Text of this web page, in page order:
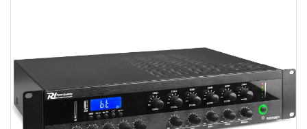
les annonces, les intercommunications, la musique
d'ambiance, la radiodiffusion dans les installations
industrielles, etc.Mélangeur-amplificateur à 5 canaux
d'entrée, Section de puissance de classe D de 120 W,
Lecteur CD à encastrer, Lecteur MP3 avec port USB/SD,